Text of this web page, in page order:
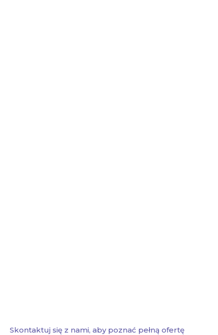
Skontaktuj się z nami, aby poznać pełną ofertę